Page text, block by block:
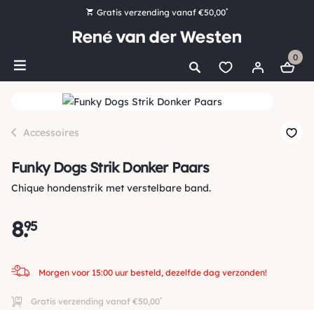
Gratis verzending vanaf €50,00*
Bestel nu, betaal later met Klarna
Ruim 16.000 artikelen op voorraad
0
Accessoires
Funky Dogs Strik Donker Paars
Chique hondenstrik met verstelbare band.
8.
95
Morgen voor 15:00 uur besteld, dezelfde dag verzonden!
Gratis verzending vanaf €50,00*